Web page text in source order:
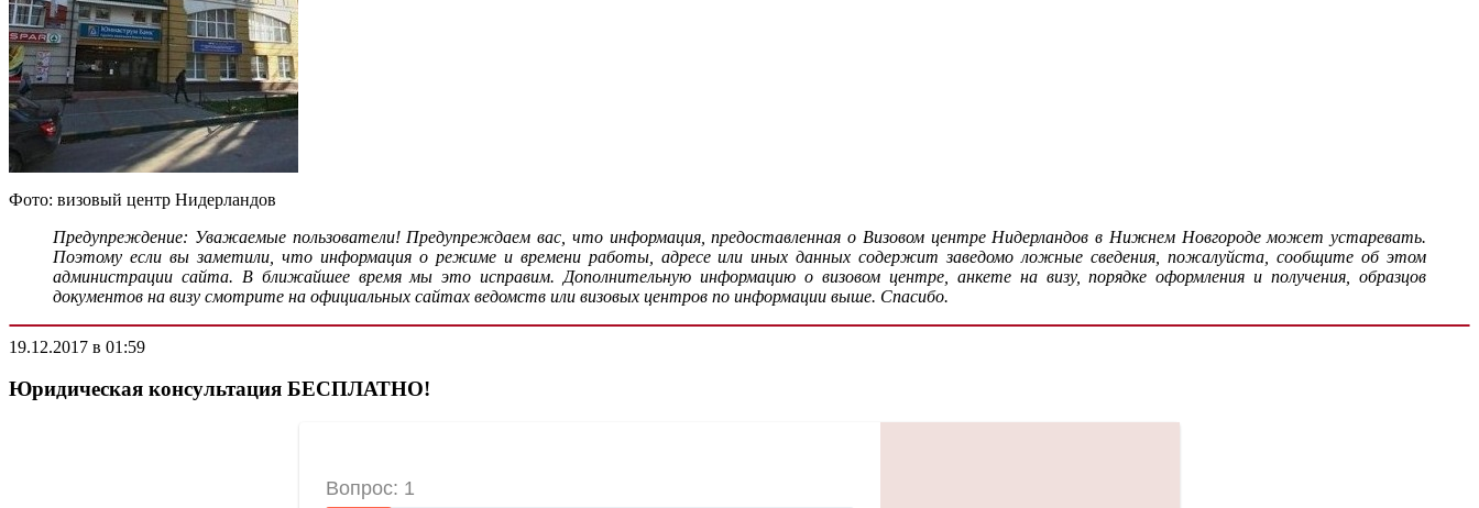
Фото: визовый центр Нидерландов
Предупреждение: Уважаемые пользователи! Предупреждаем вас, что информация, предоставленная о Визовом центре Нидерландов в Нижнем Новгороде может устаревать.
Поэтому если вы заметили, что информация о режиме и времени работы, адресе или иных данных содержит заведомо ложные сведения, пожалуйста, сообщите об этом
администрации сайта. В ближайшее время мы это исправим. Дополнительную информацию о визовом центре, анкете на визу, порядке оформления и получения, образцов
документов на визу смотрите на официальных сайтах ведомств или визовых центров по информации выше. Спасибо.
19.12.2017 в 01:59
Юридическая консультация БЕСПЛАТНО!